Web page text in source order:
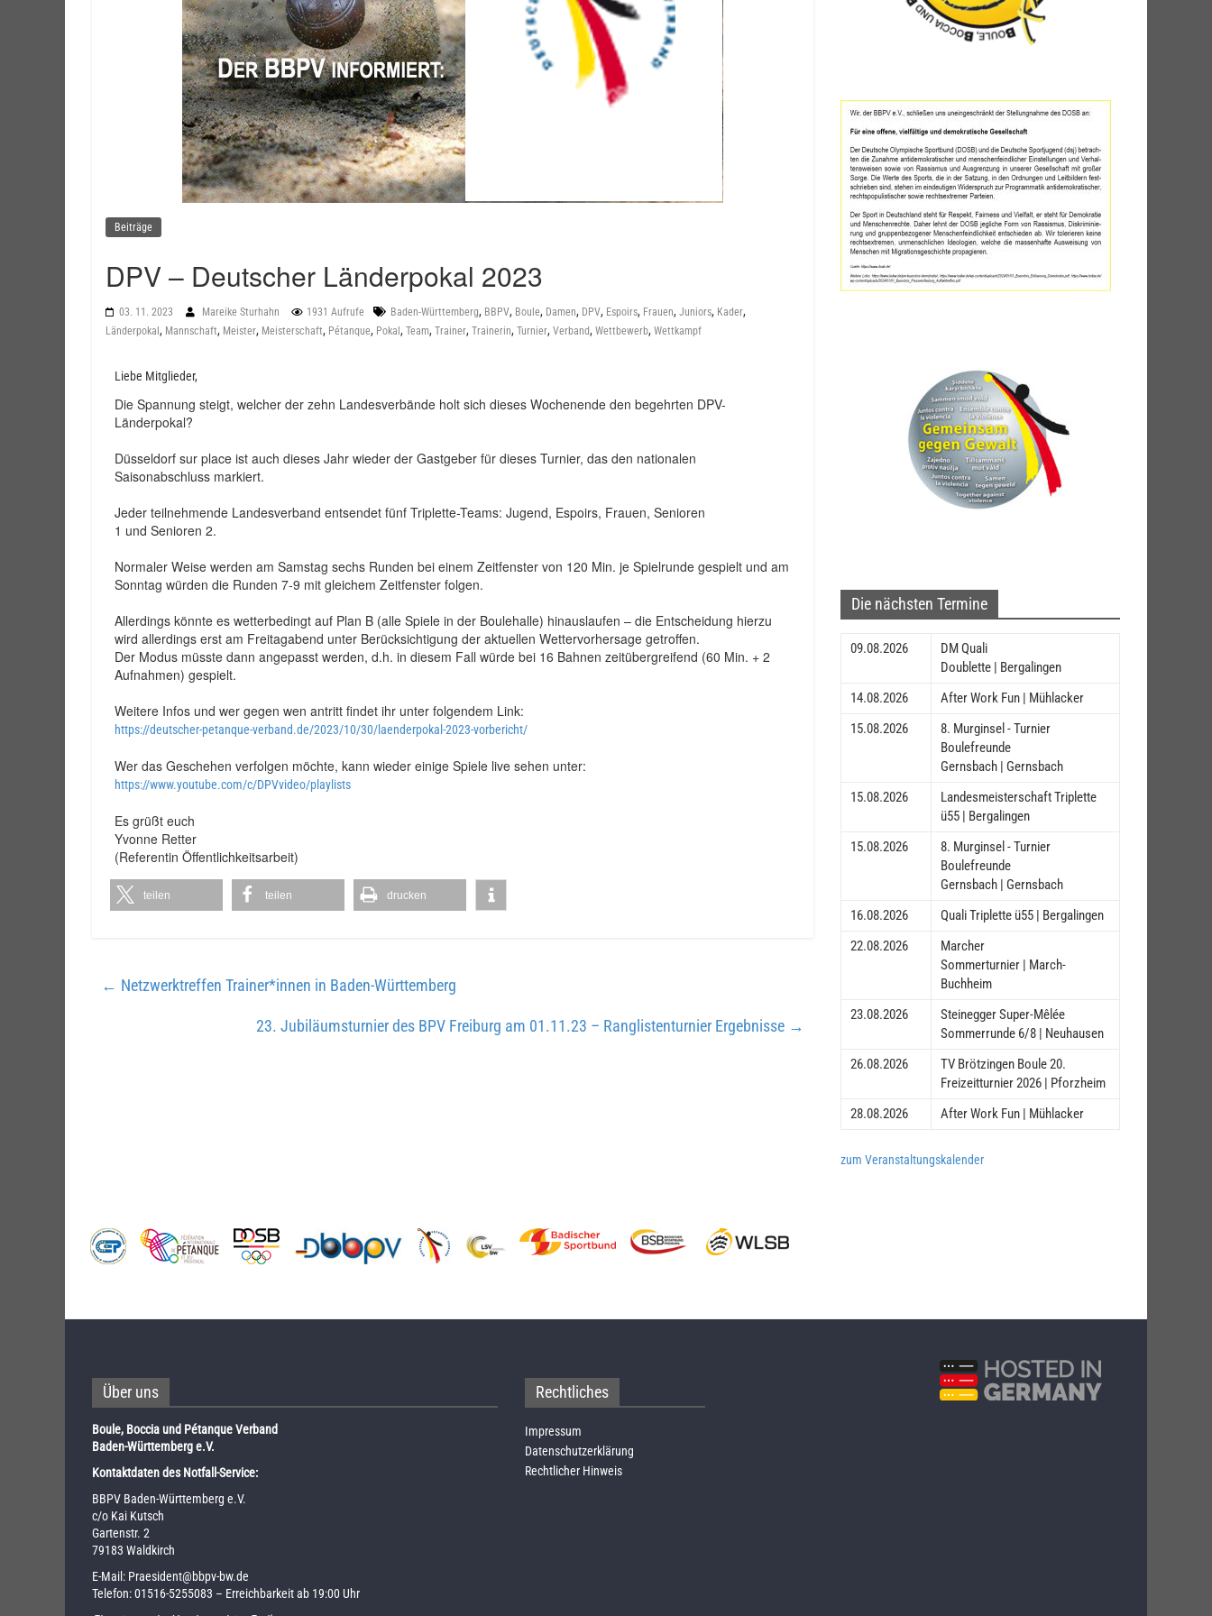
Beiträge
DPV – Deutscher Länderpokal 2023
03. 11. 2023 Mareike Sturhahn 1931 Aufrufe Baden-Württemberg, BBPV, Boule, Damen, DPV, Espoirs, Frauen, Juniors, Kader,
Länderpokal , Mannschaft, Meister, Meisterschaft, Pétanque, Pokal , Team, Trainer, Trainerin, Turnier, Verband, Wettbewerb, Wettkampf
Liebe Mitglieder,
Die Spannung steigt, welcher der zehn Landesverbände holt sich dieses Wochenende den begehrten DPV-
Länderpokal?
Düsseldorf sur place ist auch dieses Jahr wieder der Gastgeber für dieses Turnier, das den nationalen
Saisonabschluss markiert.
Jeder teilnehmende Landesverband entsendet fünf Triplette-Teams: Jugend, Espoirs, Frauen, Senioren
1 und Senioren 2.
Normaler Weise werden am Samstag sechs Runden bei einem Zeitfenster von 120 Min. je Spielrunde gespielt und am
Sonntag würden die Runden 7-9 mit gleichem Zeitfenster folgen.
Allerdings könnte es wetterbedingt auf Plan B (alle Spiele in der Boulehalle) hinauslaufen – die Entscheidung hierzu
wird allerdings erst am Freitagabend unter Berücksichtigung der aktuellen Wettervorhersage getroffen.
Der Modus müsste dann angepasst werden, d.h. in diesem Fall würde bei 16 Bahnen zeitübergreifend (60 Min. + 2
Aufnahmen) gespielt.
Weitere Infos und wer gegen wen antritt findet ihr unter folgendem Link:
https://deutscher-petanque-verband.de/2023/10/30/laenderpokal-2023-vorbericht/
Wer das Geschehen verfolgen möchte, kann wieder einige Spiele live sehen unter:
https://www.youtube.com/c/DPVvideo/playlists
Es grüßt euch
Yvonne Retter
(Referentin Öffentlichkeitsarbeit)
teilen teilen drucken
← Netzwerktreffen Trainer*innen in Baden-Württemberg
23. Jubiläumsturnier des BPV Freiburg am 01.11.23 – Ranglistenturnier Ergebnisse →
Die nächsten Termine
09.08.2026
DM Quali
Doublette | Bergalingen
14.08.2026
After Work Fun | Mühlacker
15.08.2026
8. Murginsel - Turnier
Boulefreunde
Gernsbach | Gernsbach
15.08.2026
Landesmeisterschaft Triplette
ü55 | Bergalingen
15.08.2026
8. Murginsel - Turnier
Boulefreunde
Gernsbach | Gernsbach
16.08.2026
Quali Triplette ü55 | Bergalingen
22.08.2026
Marcher
Sommerturnier | March-
Buchheim
23.08.2026
Steinegger Super-Mêlée
Sommerrunde 6/8 | Neuhausen
26.08.2026
TV Brötzingen Boule 20.
Freizeitturnier 2026 | Pforzheim
28.08.2026
After Work Fun | Mühlacker
zum Veranstaltungskalender
Über uns
Boule, Boccia und Pétanque Verband
Baden-Württemberg e.V.
Kontaktdaten des Notfall-Service:
BBPV Baden-Württemberg e.V.
c/o Kai Kutsch
Gartenstr. 2
79183 Waldkirch
E-Mail: Praesident@bbpv-bw.de
Telefon:01516-5255083 – Erreichbarkeit ab 19:00 Uhr
Rechtliches
Impressum
Datenschutzerklärung
Rechtlicher Hinweis